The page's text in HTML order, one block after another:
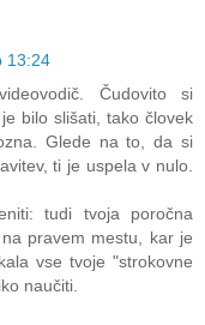
13:24
Čudovito si
bilo slišati, tako človek
Glede na to, da si
ti je uspela v nulo.
tudi tvoja poročna
pravem mestu, kar je
vse tvoje "strokovne
naučiti.